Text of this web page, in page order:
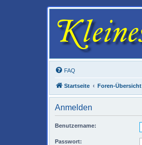
FAQ
Startseite Foren-Übersicht
Anmelden
Benutzername:
Passwort: